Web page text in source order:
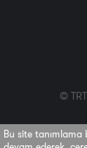
Bu site tanımlama
©